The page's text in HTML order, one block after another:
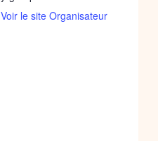
Voir le site Organisateur